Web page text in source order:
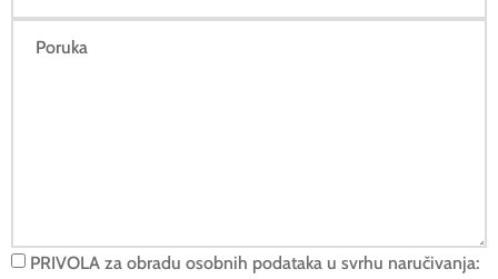
PRIVOLA za obradu osobnih podataka u svrhu naručivanja: